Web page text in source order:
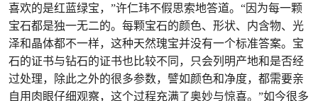
喜欢的是红蓝绿宝，”许仁玮不假思索地答道。“因为每一颗
宝石都是独一无二的。每颗宝石的颜色、形状、内含物、光
泽和晶体都不一样，这种天然瑰宝并没有一个标准答案。宝
石的证书与钻石的证书也比较不同，只会列明产地和是否经
过处理，除此之外的很多参数，譬如颜色和净度，都需要亲
自用肉眼仔细观察，这个过程充满了奥妙与惊喜。”如今很多